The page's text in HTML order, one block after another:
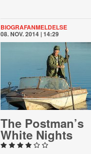
BIOGRAFANMELDELSE
08. NOV. 2014 | 14:29
The Postman’s
White Nights